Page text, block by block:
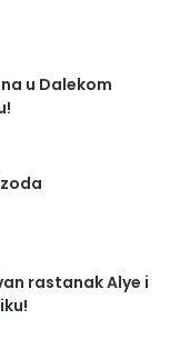
u Dalekom
rastanak Alye i